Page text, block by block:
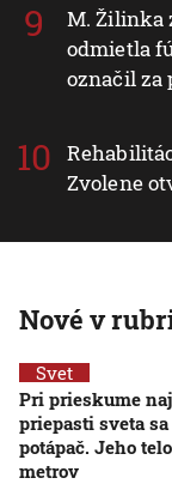
M. Žilinka
odmietla
označil za
Zvolene
Nové v
Svet
Pri prieskume
priepasti sveta
potápač. Jeho
metrov